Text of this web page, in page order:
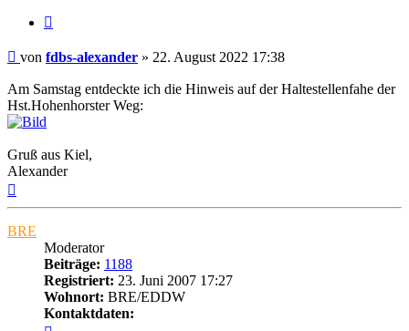
Ungelesener
von fdbs-alexander » 22. August 2022 17:38
Am Samstag entdeckte ich die Hinweis auf der Haltestellenfahe der
Hst.Hohenhorster Weg:
Gruß aus Kiel,
Alexander
BRE
Moderator
Beiträge: 1188
Registriert: 23. Juni 2007 17:27
Wohnort: BRE/EDDW
Kontaktdaten: